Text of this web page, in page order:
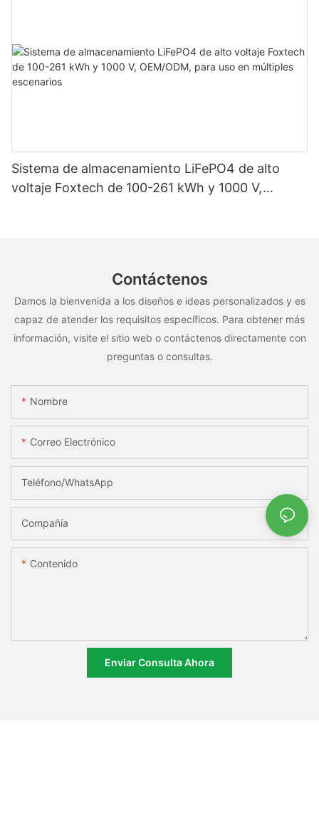
Sistema de almacenamiento LiFePO4 de alto
voltaje Foxtech de 100-261 kWh y 1000 V,
Contáctenos
Damos la bienvenida a los diseños e ideas personalizados y es
capaz de atender los requisitos específicos. Para obtener más
información, visite el sitio web o contáctenos directamente con
preguntas o consultas.
Nombre
Correo Electrónico
Teléfono/WhatsApp
Compañía
Contenido
Enviar Consulta Ahora